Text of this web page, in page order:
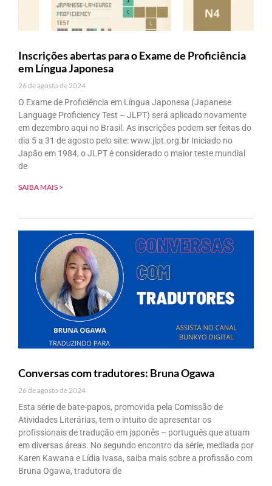
Inscrições abertas para o Exame de Proficiência
em Língua Japonesa
26 de agosto de 2024
O Exame de Proficiência em Língua Japonesa (Japanese
Language Proficiency Test – JLPT) será aplicado novamente
em dezembro aqui no Brasil. As inscrições podem ser feitas do
dia 5 a 31 de agosto pelo site: www.jlpt.org.br Iniciado no
Japão em 1984, o JLPT é considerado o maior teste mundial
de
SAIBA MAIS >
Conversas com tradutores: Bruna Ogawa
26 de agosto de 2024
Esta série de bate-papos, promovida pela Comissão de
Atividades Literárias, tem o intuito de apresentar os
profissionais de tradução em japonês – português que atuam
em diversas áreas. No segundo encontro da série, mediada por
Karen Kawana e Lídia Ivasa, saiba mais sobre a profissão com
Bruna Ogawa, tradutora de